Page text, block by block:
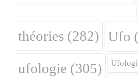
théories (282) Ufo
ufologie (305)